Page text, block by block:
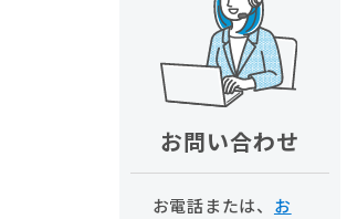
お問い合わせ
お電話または、 お